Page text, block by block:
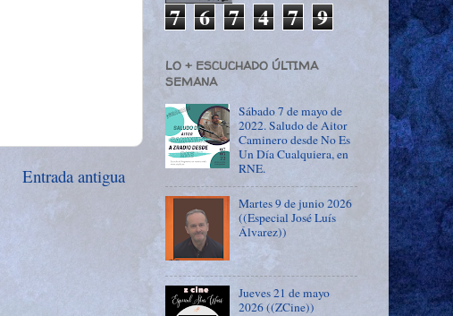
Entrada antigua
7 6 7 4 7 9
LO + ESCUCHADO ÚLTIMA
SEMANA
Sábado 7 de mayo de
2022. Saludo de Aitor
Caminero desde No Es
Un Día Cualquiera, en
RNE.
Martes 9 de junio 2026
((Especial José Luís
Álvarez))
Jueves 21 de mayo
2026 ((ZCine))